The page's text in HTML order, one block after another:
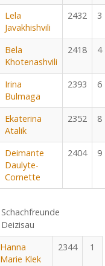
Lela
Javakhishvili
2432 3
Bela
Khotenashvili
2418 4
Irina
Bulmaga
2393 6
Ekaterina
Atalik
2352 8
Deimante
Daulyte-
Cornette
2404 9
Schachfreunde
Deizisau
Hanna
Marie Klek
2344 1